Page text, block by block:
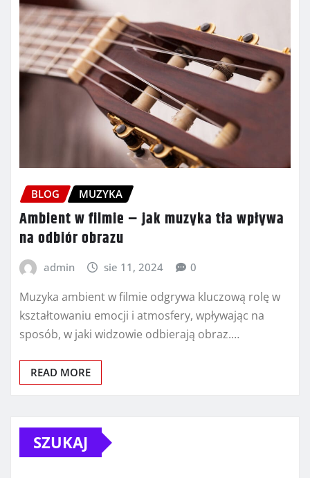
BLOG MUZYKA
Ambient w filmie – jak muzyka tła wpływa
na odbiór obrazu
admin sie 11, 2024 0
Muzyka ambient w filmie odgrywa kluczową rolę w
kształtowaniu emocji i atmosfery, wpływając na
sposób, w jaki widzowie odbierają obraz.…
READ MORE
SZUKAJ